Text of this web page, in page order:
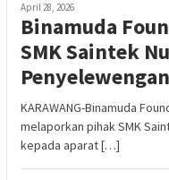
April 28, 2026
Binamuda
SMK Saintek
KARAWANG-Binamuda
melaporkan pihak SMK
kepada aparat […]